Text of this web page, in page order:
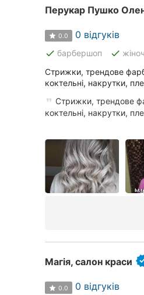
Перукар Пушко
0.0 0 відгуків
done барбершоп done
Стрижки, трендове
коктельні, накрутки,
Стрижки, трендове
коктельні, накрутки,
Магія, салон краси
0.0 0 відгуків